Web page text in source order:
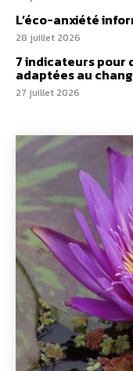
L’éco-anxiété
28 juillet 2026
7 indicateurs pour
adaptées au
27 juillet 2026